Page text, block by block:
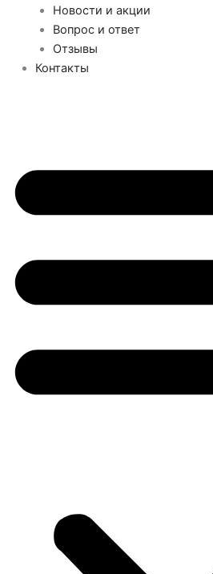
Новости и акции
Вопрос и ответ
Отзывы
Контакты